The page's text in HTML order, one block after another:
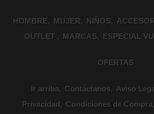
HOMBRE MUJER NIÑOS
OUTLET
MARCAS ESPECIAL
OFERTAS
Ir arriba Contáctanos Aviso
Privacidad
Condiciones de Compra